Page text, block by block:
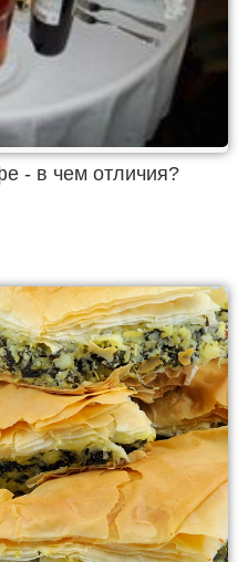
- в чем отличия?